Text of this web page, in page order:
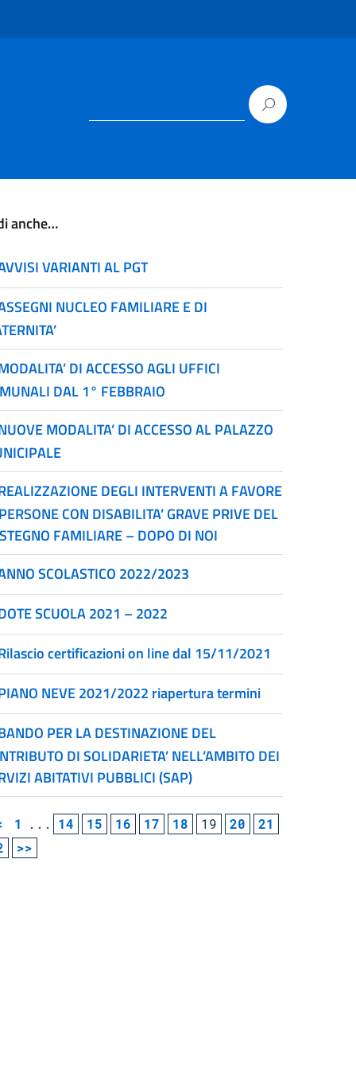
anche…
VARIANTI AL PGT
NUCLEO FAMILIARE E DI
DI ACCESSO AGLI UFFICI
DAL 1° FEBBRAIO
MODALITA’ DI ACCESSO AL PALAZZO
DEGLI INTERVENTI A FAVORE
CON DISABILITA’ GRAVE PRIVE DEL
FAMILIARE – DOPO DI NOI
SCOLASTICO 2022/2023
SCUOLA 2021 – 2022
certificazioni on line dal 15/11/2021
NEVE 2021/2022 riapertura termini
PER LA DESTINAZIONE DEL
DI SOLIDARIETA’ NELL’AMBITO DEI
ABITATIVI PUBBLICI (SAP)
1 ... 14 15 16 17 18 19 20
21
>>